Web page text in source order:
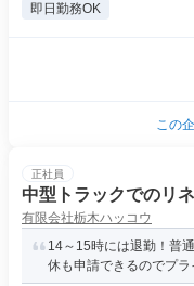
即日勤務OK
この
正社員
中型トラックでのリ
有限会社栃木ハッコウ
14～15時には退勤！普
休も申請できるのでプラ